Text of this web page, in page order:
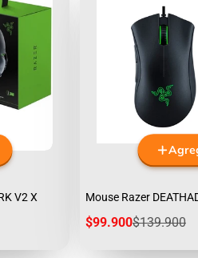
V2 X
Mouse Razer
Precio
$99.900Precio
$139.900